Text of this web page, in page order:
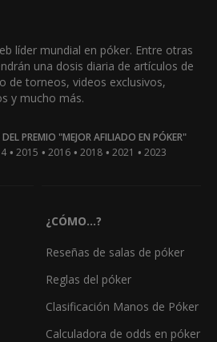
líder mundial en póker. Entre otras
una dosis diaria de artículos de
de torneos, videos exclusivos,
y mucho más.
PREMIO "MEJOR AFILIADO EN PÓKER"
• 2015 • 2016 • 2018 • 2021 • 2023
¿CÓMO...?
Reseñas de salas de póker
Reglas del póker
Clasificación Manos de Póker
Calculadora de odds en póker